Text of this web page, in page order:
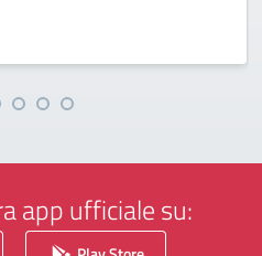
app ufficiale su: